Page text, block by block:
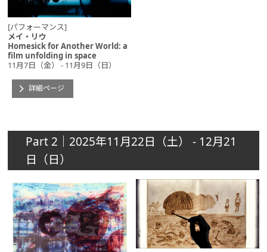
[パフォーマンス]
メイ・リウ
Homesick for Another World: a
film unfolding in space
11月7日（金） - 11月9日（日）
詳細ページ
Part 2｜2025年11月22日（土） - 12月21
日（日）